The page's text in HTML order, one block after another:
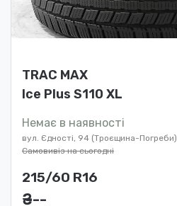
TRAC MAX
Ice Plus S110 XL
Немає в наявності
вул. Єдності, 94 (Троєщина-Погреби)
Самовивіз на сьогодні
215/60 R16
₴ ---